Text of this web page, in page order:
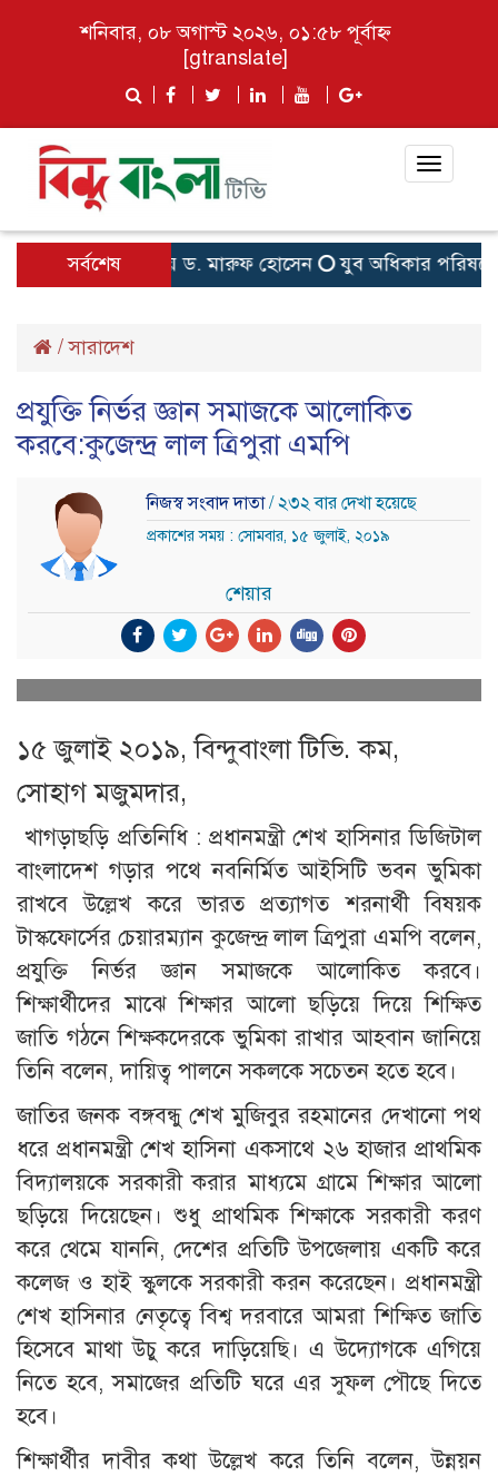
শনিবার, ০৮ অগাস্ট ২০২৬, ০১:৫৮ পূর্বাহ্ন
[gtranslate]
Toggle
সর্বশেষ
জনসেবার সমন্বয়ে ড. মারুফ হোসেন যুব অধিকার পরিষদের
/সারাদেশ
প্রযুক্তি নির্ভর জ্ঞান সমাজকে আলোকিত
করবে:কুজেন্দ্র লাল ত্রিপুরা এমপি
নিজস্ব সংবাদ দাতা/ ২৩২ বার দেখা হয়েছে
প্রকাশের সময় : সোমবার, ১৫ জুলাই, ২০১৯
শেয়ার
১৫ জুলাই ২০১৯, বিন্দুবাংলা টিভি. কম,
সোহাগ মজুমদার,
খাগড়াছড়ি প্রতিনিধি : প্রধানমন্ত্রী শেখ হাসিনার ডিজিটাল
বাংলাদেশ গড়ার পথে নবনির্মিত আইসিটি ভবন ভুমিকা
রাখবে উল্লেখ করে ভারত প্রত্যাগত শরনার্থী বিষয়ক
টাস্কফোর্সের চেয়ারম্যান কুজেন্দ্র লাল ত্রিপুরা এমপি বলেন,
প্রযুক্তি নির্ভর জ্ঞান সমাজকে আলোকিত করবে।
শিক্ষার্থীদের মাঝে শিক্ষার আলো ছড়িয়ে দিয়ে শিক্ষিত
জাতি গঠনে শিক্ষকদেরকে ভুমিকা রাখার আহবান জানিয়ে
তিনি বলেন, দায়িত্ব পালনে সকলকে সচেতন হতে হবে।
জাতির জনক বঙ্গবন্ধু শেখ মুজিবুর রহমানের দেখানো পথ
ধরে প্রধানমন্ত্রী শেখ হাসিনা একসাথে ২৬ হাজার প্রাথমিক
বিদ্যালয়কে সরকারী করার মাধ্যমে গ্রামে শিক্ষার আলো
ছড়িয়ে দিয়েছেন। শুধু প্রাথমিক শিক্ষাকে সরকারী করণ
করে থেমে যাননি, দেশের প্রতিটি উপজেলায় একটি করে
কলেজ ও হাই স্কুলকে সরকারী করন করেছেন। প্রধানমন্ত্রী
শেখ হাসিনার নেতৃত্বে বিশ্ব দরবারে আমরা শিক্ষিত জাতি
হিসেবে মাথা উচু করে দাড়িয়েছি। এ উদ্যোগকে এগিয়ে
নিতে হবে, সমাজের প্রতিটি ঘরে এর সুফল পৌছে দিতে
হবে।
শিক্ষার্থীর দাবীর কথা উল্লেখ করে তিনি বলেন, উন্নয়ন